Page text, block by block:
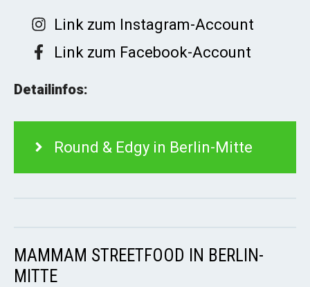
Link zum Instagram-Account
Link zum Facebook-Account
Detailinfos:
Round & Edgy in Berlin-Mitte
MAMMAM STREETFOOD IN BERLIN-
MITTE